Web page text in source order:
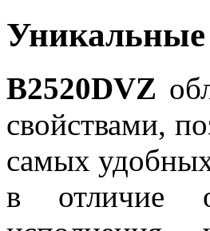
Уникальные
B2520DVZ
свойствами,
самых
в отличие